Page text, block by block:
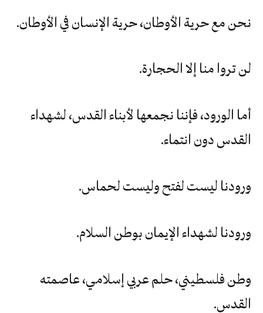
نحن مع حرية الأوطان، حرية الإنسان في الأوطان.
لن تروا منا إلا الحجارة.
أما الورود، فإننا نجمعها لأبناء القدس، لشهداء
القدس دون انتماء.
ورودنا ليست لفتح وليست لحماس.
ورودنا لشهداء الإيمان بوطن السلام.
وطن فلسطيني، حلم عربي إسلامي، عاصمته
القدس.